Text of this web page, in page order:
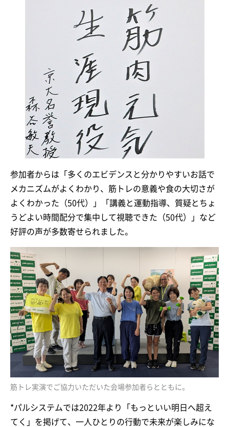
参加者からは「多くのエビデンスと分かりやすいお話で
メカニズムがよくわかり、筋トレの意義や食の大切さが
よくわかった（50代）」「講義と運動指導、質疑とちょ
うどよい時間配分で集中して視聴できた（50代）」など
好評の声が多数寄せられました。
筋トレ実演でご協力いただいた会場参加者らとともに。
*パルシステムでは2022年より「もっといい明日へ超え
てく」を掲げて、一人ひとりの行動で未来が楽しみにな